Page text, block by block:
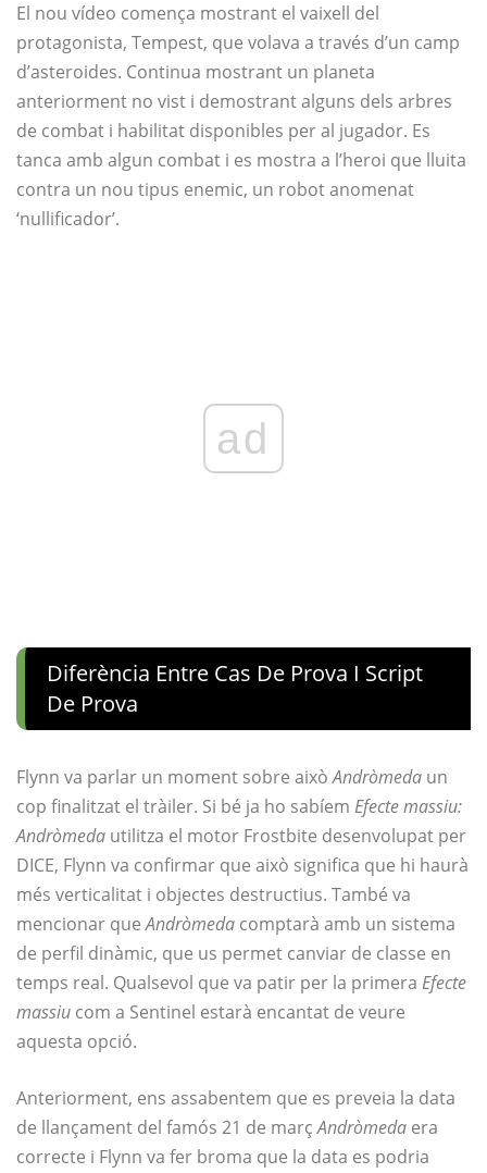
El nou vídeo comença mostrant el vaixell del
protagonista, Tempest, que volava a través d’un camp
d’asteroides. Continua mostrant un planeta
anteriorment no vist i demostrant alguns dels arbres
de combat i habilitat disponibles per al jugador. Es
tanca amb algun combat i es mostra a l’heroi que lluita
contra un nou tipus enemic, un robot anomenat
‘nullificador’.
ad
Diferència Entre Cas De Prova I Script
De Prova
Flynn va parlar un moment sobre aixòAndròmeda un
cop finalitzat el tràiler. Si bé ja ho sabíem Efecte massiu:
Andròmeda utilitza el motor Frostbite desenvolupat per
DICE, Flynn va confirmar que això significa que hi haurà
més verticalitat i objectes destructius. També va
mencionar queAndròmeda comptarà amb un sistema
de perfil dinàmic, que us permet canviar de classe en
temps real. Qualsevol que va patir per la primera Efecte
massiu com a Sentinel estarà encantat de veure
aquesta opció.
Anteriorment, ens assabentem que es preveia la data
de llançament del famós 21 de marçAndròmeda era
correcte i Flynn va fer broma que la data es podria